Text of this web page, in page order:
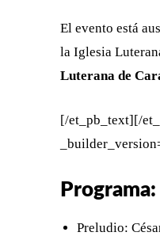
El evento está
la Iglesia
Luterana de
[/et_pb_text][/
Programa:
Preludio: